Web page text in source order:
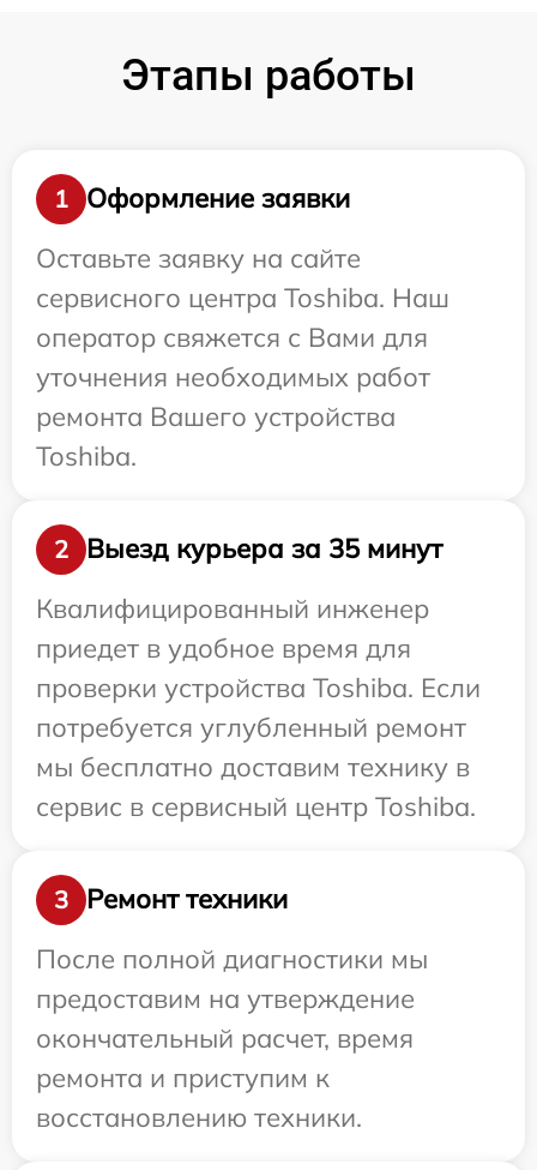
Этапы работы
1
Оформление заявки
Оставьте заявку на сайте
сервисного центра Toshiba. Наш
оператор свяжется с Вами для
уточнения необходимых работ
ремонта Вашего устройства
Toshiba.
2
Выезд курьера за 35 минут
Квалифицированный инженер
приедет в удобное время для
проверки устройства Toshiba. Если
потребуется углубленный ремонт
мы бесплатно доставим технику в
сервис в сервисный центр Toshiba.
3
Ремонт техники
После полной диагностики мы
предоставим на утверждение
окончательный расчет, время
ремонта и приступим к
восстановлению техники.